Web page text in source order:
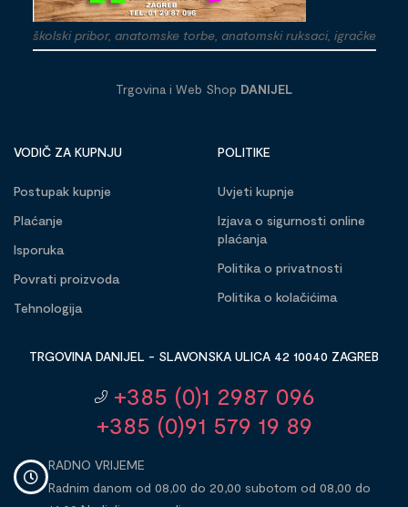
školski pribor, anatomske torbe, anatomski ruksaci, igračke
Trgovina i Web Shop DANIJEL
VODIČ ZA KUPNJU
Postupak kupnje
Plaćanje
Isporuka
Povrati proizvoda
Tehnologija
POLITIKE
Uvjeti kupnje
Izjava o sigurnosti online
plaćanja
Politika o privatnosti
Politika o kolačićima
TRGOVINA DANIJEL - SLAVONSKA ULICA 42 10040 ZAGREB
+385 (0)1 2987 096
+385 (0)91 579 19 89
RADNO VRIJEME
Radnim danom od 08,00 do 20,00 subotom od 08,00 do